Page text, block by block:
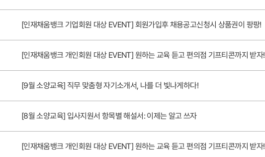
[인재채움뱅크 기업회원 대상 EVENT] 회원가입후 채용공고신청시 상품권이 팡팡!
[인재채움뱅크 개인회원 대상 EVENT] 원하는 교육 듣고 편의점 기프티콘까지 받자!
[9월 소양교육] 직무 맞춤형 자기소개서, 나를 더 빛나게하다!
[8월 소양교육] 입사지원서 항목별 해설서: 이제는 알고 쓰자
[인재채움뱅크 개인회원 대상 EVENT] 원하는 교육 듣고 편의점 기프티콘까지 받자!